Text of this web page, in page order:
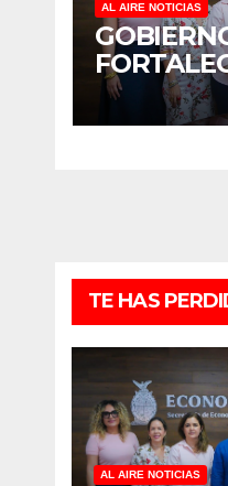
AL AIRE NOTICIAS
TE HAS
AL AIRE NOTICIAS